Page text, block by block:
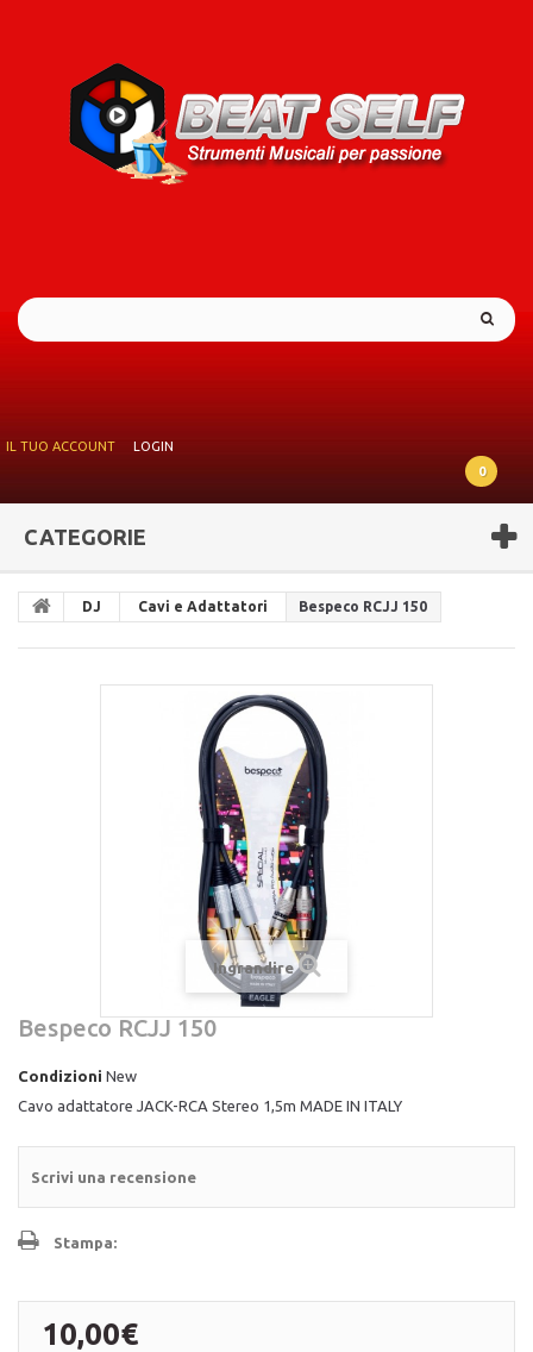
IL TUO ACCOUNT
LOGIN
0
CATEGORIE
DJ Cavi e Adattatori Bespeco RCJJ 150
Ingrandire
Bespeco RCJJ 150
Condizioni New
Cavo adattatore JACK-RCA Stereo 1,5m MADE IN ITALY
Scrivi una recensione
Stampa:
10,00€